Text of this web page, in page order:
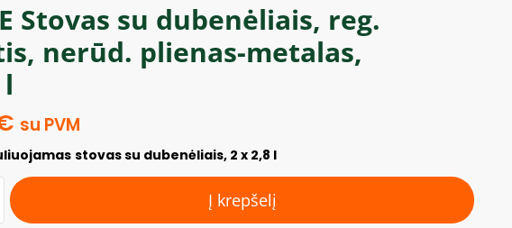
Stovas su dubenėliais, reg.
nerūd. plienas-metalas,
l
su PVM
stovas su dubenėliais, 2 x 2,8 l
Į krepšelį